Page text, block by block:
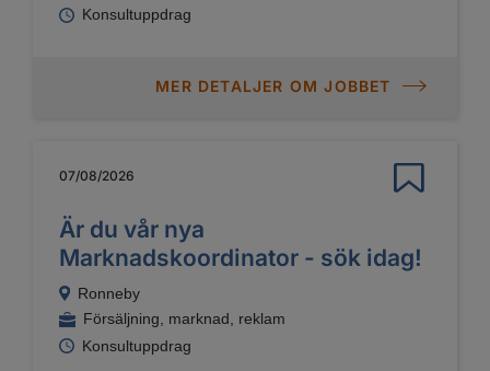
Konsultuppdrag
MER DETALJER OM JOBBET
07/08/2026
Är du vår nya
Marknadskoordinator - sök idag!
Ronneby
Försäljning, marknad, reklam
Konsultuppdrag